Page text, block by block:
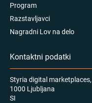
Program
Razstavljavci
Nagradni Lov na delo
Kontaktni podatki
Styria digital
1000 Ljubljana
SI